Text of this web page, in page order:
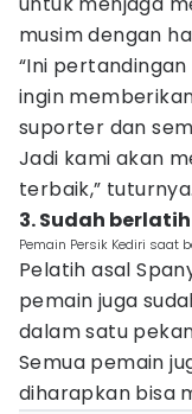
musim dengan
“Ini
ingin
suporter dan
Jadi kami akan
terbaik,” tuturnya.
3. Sudah
Pemain Persik Kediri saat
Pelatih asal
pemain juga
dalam satu
Semua pemain
diharapkan bisa